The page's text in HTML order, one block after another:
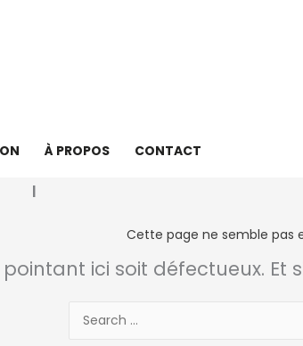
À PROPOS CONTACT
Cette page ne semble pas
ici soit défectueux. Et